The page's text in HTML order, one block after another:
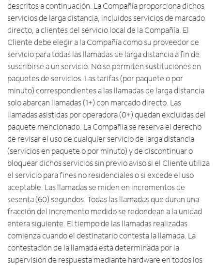
descritos a continuación. La Compañía proporciona dichos
servicios de larga distancia, incluidos servicios de marcado
directo, a clientes del servicio local de la Compañía. El
Cliente debe elegir a la Compañía como su proveedor de
servicio para todas las llamadas de larga distancia a fin de
suscribirse a un servicio. No se permiten sustituciones en
paquetes de servicios. Las tarifas (por paquete o por
minuto) correspondientes a las llamadas de larga distancia
solo abarcan llamadas (1+) con marcado directo. Las
llamadas asistidas por operadora (0+) quedan excluidas del
paquete mencionado. La Compañía se reserva el derecho
de revisar el uso de cualquier servicio de larga distancia
(servicios en paquete o por minuto) y de discontinuar o
bloquear dichos servicios sin previo aviso si el Cliente utiliza
el servicio para fines no residenciales o si excede el uso
aceptable. Las llamadas se miden en incrementos de
sesenta (60) segundos. Todas las llamadas que duran una
fracción del incremento medido se redondean a la unidad
entera siguiente. El tiempo de las llamadas realizadas
comienza cuando el destinatario contesta la llamada. La
contestación de la llamada está determinada por la
supervisión de respuesta mediante hardware en todos los